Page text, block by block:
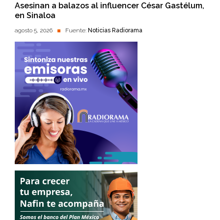
Asesinan a balazos al influencer César Gastélum,
en Sinaloa
agosto 5, 2026 Fuente: Noticias Radiorama